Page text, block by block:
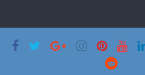
historia
11 de julio de
2026